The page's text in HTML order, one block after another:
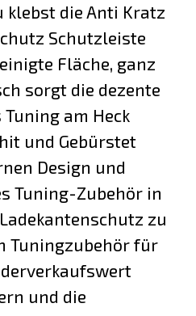
klebst die Anti Kratz
Schutzleiste
Fläche, ganz
sorgt die dezente
am Heck
und Gebürstet
Design und
Tuning-Zubehör in
zu
Tuningzubehör für
und die